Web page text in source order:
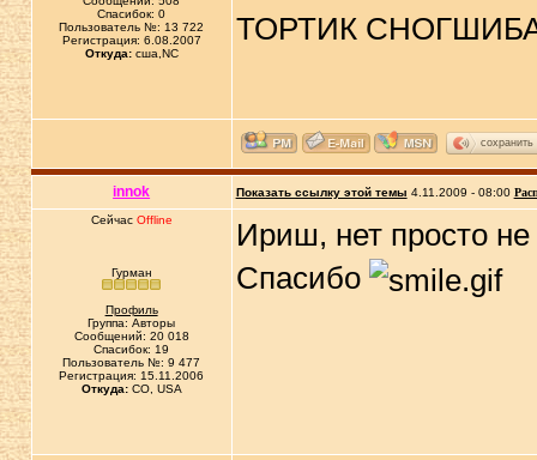
Спасибок: 0
Пользователь №: 13 722
Регистрация: 6.08.2007
Откуда:сша,NC
ТОРТИК
сохранить
innok Показать ссылку этой темы 4.11.2009 - 08:00
Сейчас Offline
Гурман
Профиль
Группа: Авторы
Сообщений: 20 018
Спасибок: 19
Пользователь №: 9 477
Регистрация: 15.11.2006
Откуда:CO, USA
Ириш, нет просто
Спасибо